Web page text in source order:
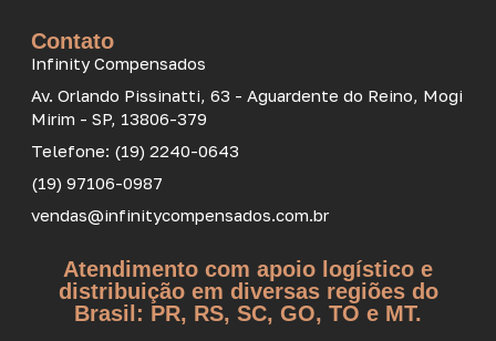
Contato
Infinity Compensados
Av. Orlando Pissinatti, 63 - Aguardente do Reino, Mogi
Mirim - SP, 13806-379
Telefone: (19) 2240-0643
(19) 97106-0987
vendas@infinitycompensados.com.br
Atendimento com apoio logístico e
distribuição em diversas regiões do
Brasil: PR, RS, SC, GO, TO e MT.